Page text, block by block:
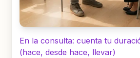
En la consulta: cuenta tu
(hace, desde hace, llevar)